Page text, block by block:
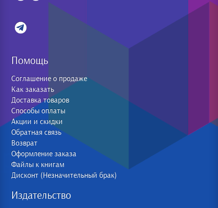
Помощь
Соглашение о продаже
Как заказать
Доставка товаров
Способы оплаты
Акции и скидки
Обратная связь
Возврат
Оформление заказа
Файлы к книгам
Дисконт (Незначительный брак)
Издательство